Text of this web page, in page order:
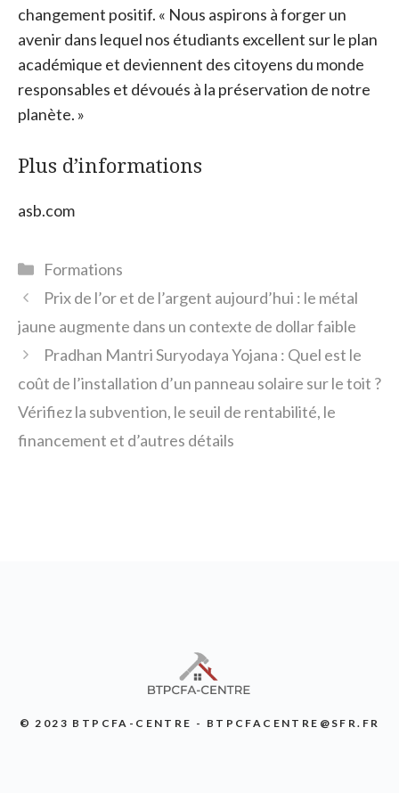
changement positif. « Nous aspirons à forger un
avenir dans lequel nos étudiants excellent sur le plan
académique et deviennent des citoyens du monde
responsables et dévoués à la préservation de notre
planète. »
Plus d’informations
asb.com
Catégories
Formations
Prix ​​de l’or et de l’argent aujourd’hui : le métal
jaune augmente dans un contexte de dollar faible
Pradhan Mantri Suryodaya Yojana : Quel est le
coût de l’installation d’un panneau solaire sur le toit ?
Vérifiez la subvention, le seuil de rentabilité, le
financement et d’autres détails
© 2023 BTPCFA-CENTRE - BTPCFACENTRE@SFR.FR